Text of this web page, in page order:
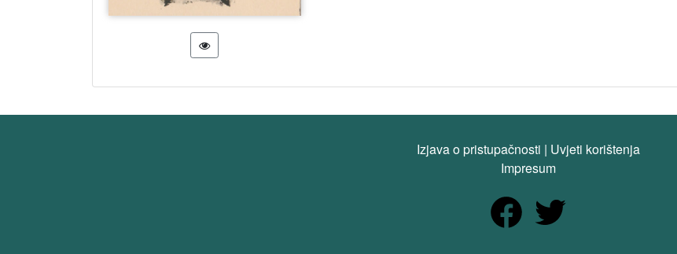
Izjava o pristupačnosti | Uvjeti korištenja
Impresum